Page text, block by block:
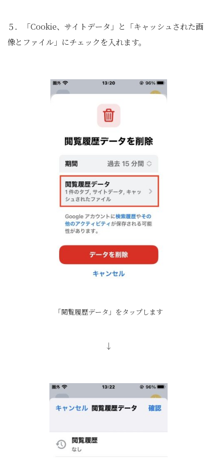
５．「Cookie、サイトデータ」と「キャッシュされた画
像とファイル」にチェックを入れます。
「閲覧履歴データ」をタップします
↓